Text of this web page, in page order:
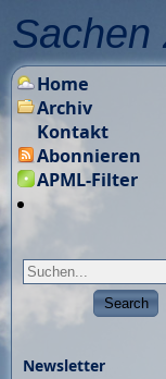
Sachen
Home
Archiv
Kontakt
Abonnieren
APML-Filter
Newsletter